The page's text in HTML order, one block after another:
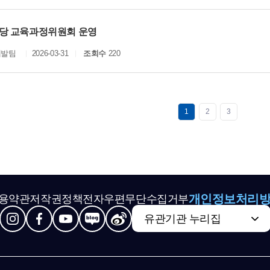
교육과정위원회 운영
팀 2026-03-31 조회수 220
1 2 3
약관저작권정책전자우편무단수집거부개인정보처리
유관기관 누리집